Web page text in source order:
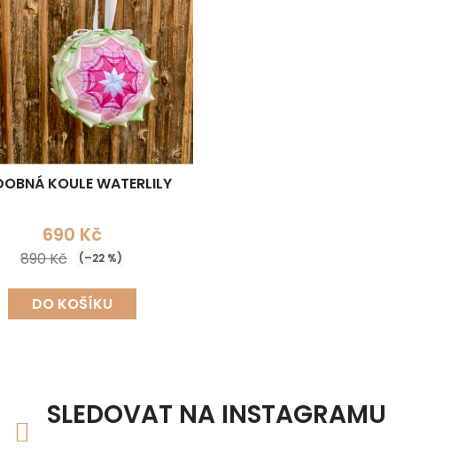
KOULE WATERLILY
690 Kč
890 Kč (–22 %)
DO KOŠÍKU
SLEDOVAT NA INSTAGRAMU